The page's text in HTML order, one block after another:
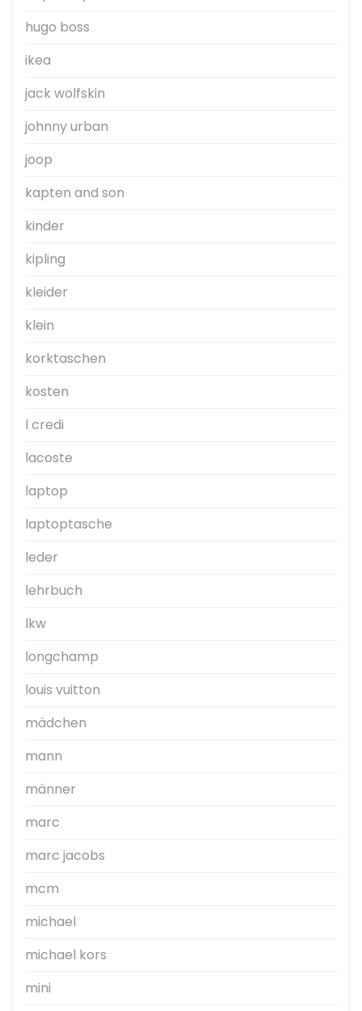
hugo boss
ikea
jack wolfskin
johnny urban
joop
kapten and son
kinder
kipling
kleider
klein
korktaschen
kosten
l credi
lacoste
laptop
laptoptasche
leder
lehrbuch
lkw
longchamp
louis vuitton
mädchen
mann
männer
marc
marc jacobs
mcm
michael
michael kors
mini